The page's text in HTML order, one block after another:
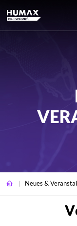
Neues &